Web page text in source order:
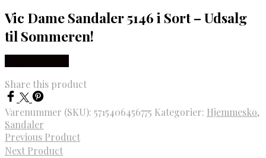
Vic Dame Sandaler 5146 i Sort – Udsalg
til Sommeren!
Share this product
Varenummer (SKU): 5715406456775 Kategorier: Hjemmesko,
Sandaler
Previous Product
Next Product